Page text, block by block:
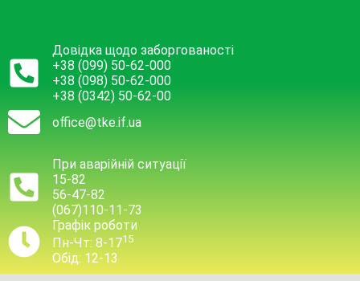
Довідка щодо заборгованості
+38 (099) 50-62-000
+38 (098) 50-62-000
+38 (0342) 50-62-00
office@tke.if.ua
При аварійній ситуації
15-82
56-47-82
(067)110-11-73
Графік роботи
Пн-Чт: 8-1715
Обід: 12-13